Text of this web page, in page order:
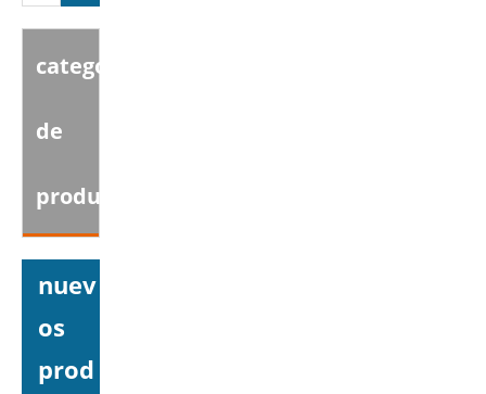
categoria
de
producto
nuev
os
prod